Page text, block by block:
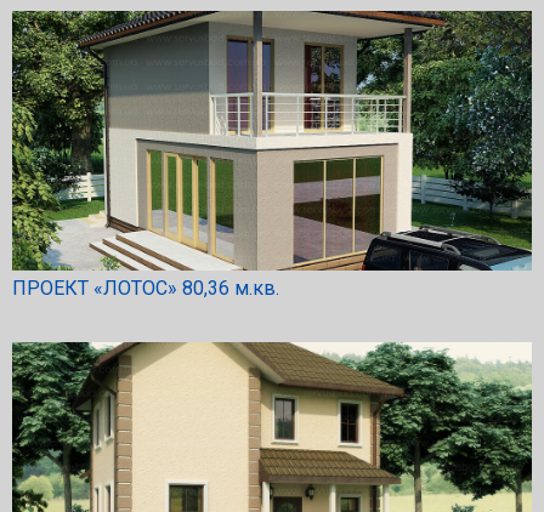
ПРОЕКТ «ЛОТОС» 80,36 м.кв.